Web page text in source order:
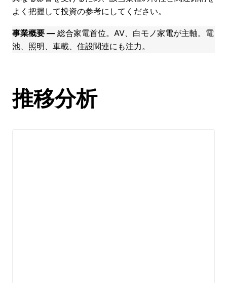
よく把握して投資の参考にしてください。
事業概要 ―総合家電首位。AV、白モノ家電が主軸。電
池、照明、車載、住設関連にも注力。
推移分析